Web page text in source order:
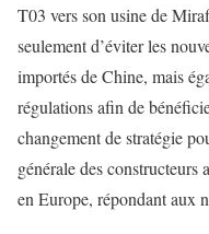
T03 vers son usine de
seulement d’éviter les
importés de Chine, mais
régulations afin de
changement de stratégie
générale des constructeurs
en Europe, répondant aux